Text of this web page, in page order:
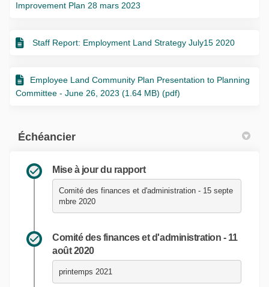
Improvement Plan 28 mars 2023
Staff Report: Employment Land Strategy July15 2020
Employee Land Community Plan Presentation to Planning
Committee - June 26, 2023 (1.64 MB) (pdf)
Échéancier
Mise à jour du rapport
Comité des finances et d'administration - 15 septe
mbre 2020
Comité des finances et d'administration - 11
août 2020
printemps 2021